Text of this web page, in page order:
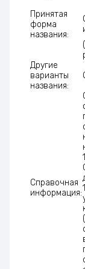
Принятая
форма
названия:
Другие
варианты
названия:
Справочная
информация: